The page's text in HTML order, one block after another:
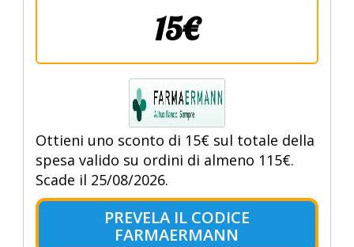
15€
Ottieni uno sconto di 15€ sul totale della
spesa valido su ordini di almeno 115€.
Scade il 25/08/2026.
PREVELA IL CODICE
FARMAERMANN